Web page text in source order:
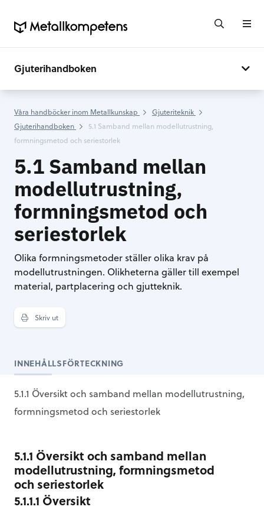
Gjuterihandboken
Våra handböcker inom Metallkunskap
Gjuteriteknik
Gjuterihandboken
5.1 Samband mellan modellutrustning,
formningsmetod och seriestorlek
5.1 Samband mellan
modellutrustning,
formningsmetod och
seriestorlek
Olika formningsmetoder ställer olika krav på
modellutrustningen. Olikheterna gäller till exempel
material, partplacering och gjutteknik.
Skriv ut
INNEHÅLLSFÖRTECKNING
5.1.1 Översikt och samband mellan modellutrustning,
formningsmetod och seriestorlek
5.1.1 Översikt och samband mellan
modellutrustning, formningsmetod
och seriestorlek
5.1.1.1 Översikt